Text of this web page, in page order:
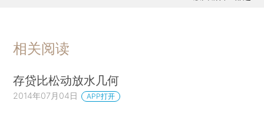
相关阅读
存贷比松动放水几何
2014年07月04日 APP打开